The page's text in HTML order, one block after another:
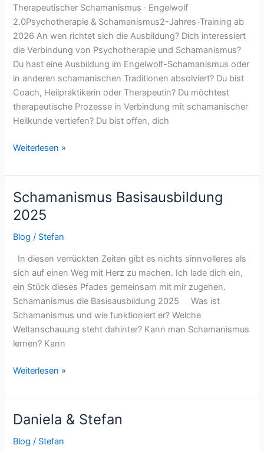
Therapeutischer Schamanismus · Engelwolf
2.0Psychotherapie & Schamanismus2-Jahres-Training ab
2026 An wen richtet sich die Ausbildung? Dich interessiert
die Verbindung von Psychotherapie und Schamanismus?
Du hast eine Ausbildung im Engelwolf-Schamanismus oder
in anderen schamanischen Traditionen absolviert? Du bist
Coach, Heilpraktikerin oder Therapeutin? Du möchtest
therapeutische Prozesse in Verbindung mit schamanischer
Heilkunde vertiefen? Du bist offen, dich
Weiterlesen »
Schamanismus Basisausbildung
2025
Blog / Stefan
In diesen verrückten Zeiten gibt es nichts sinnvolleres als
sich auf einen Weg mit Herz zu machen. Ich lade dich ein,
ein Stück dieses Pfades gemeinsam mit mir zugehen.
Schamanismus die Basisausbildung 2025 Was ist
Schamanismus und wie funktioniert er? Welche
Weltanschauung steht dahinter? Kann man Schamanismus
lernen? Kann
Schamanismus
Basisausbildung
2025
Weiterlesen »
Daniela & Stefan
Blog / Stefan
Daniela
Stefan